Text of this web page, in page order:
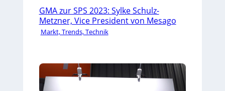
GMA zur SPS 2023: Sylke Schulz-
Metzner, Vice President von Mesago
Markt, Trends, Technik